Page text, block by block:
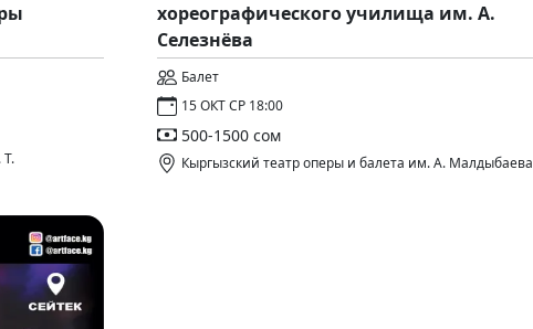
хореографического училища им. А.
Селезнёва
Балет
15 ОКТ СР 18:00
500-1500 сом
Кыргызский театр оперы и балета им. А. Малдыбаева